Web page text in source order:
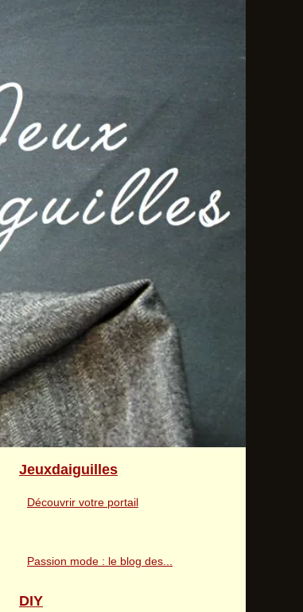
Jeuxdaiguilles
Découvrir votre portail
Passion mode : le blog des...
DIY